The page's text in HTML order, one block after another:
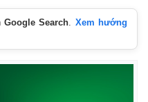
Google Search. Xem hướng